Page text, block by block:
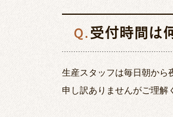
Q. 受付時間は
生産スタッフは毎日朝から
申し訳ありませんがご理解